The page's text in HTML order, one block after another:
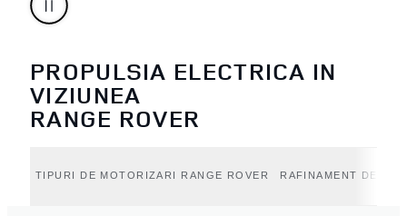
PROPULSIA ELECTRICA IN
VIZIUNEA
RANGE ROVER
TIPURI DE MOTORIZARI RANGE ROVER RAFINAMENT DE